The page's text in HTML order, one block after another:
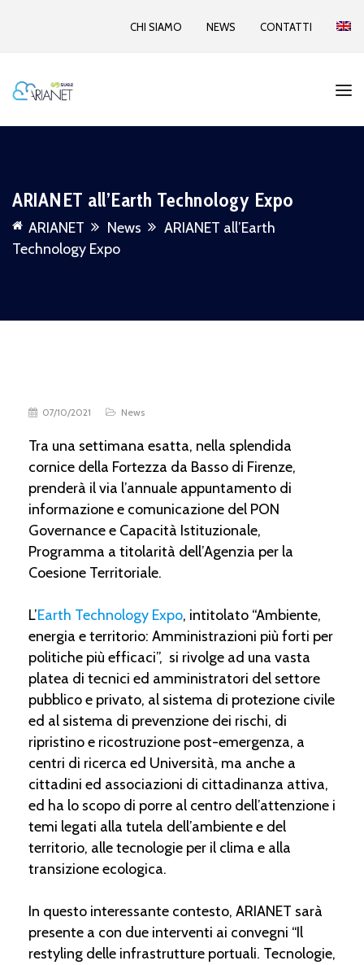
CHI SIAMO NEWS CONTATTI
ARIANET all’Earth Technology Expo
ARIANET News
ARIANET all’Earth
Technology Expo
07/10/2021 News
Tra una settimana esatta, nella splendida
cornice della Fortezza da Basso di Firenze,
prenderà il via l’annuale appuntamento di
informazione e comunicazione del PON
Governance e Capacità Istituzionale,
Programma a titolarità dell’Agenzia per la
Coesione Territoriale.
L’Earth Technology Expo, intitolato “Ambiente,
energia e territorio: Amministrazioni più forti per
politiche più efficaci”, si rivolge ad una vasta
platea di tecnici ed amministratori del settore
pubblico e privato, al sistema di protezione civile
ed al sistema di prevenzione dei rischi, di
ripristino e ricostruzione post-emergenza, a
centri di ricerca ed Università, ma anche a
cittadini ed associazioni di cittadinanza attiva,
ed ha lo scopo di porre al centro dell’attenzione i
temi legati alla tutela dell’ambiente e del
territorio, alle tecnologie per il clima e alla
transizione ecologica.
In questo interessante contesto, ARIANET sarà
presente a con due interventi ai convegni “Il
restyling delle infrastrutture portuali. Tecnologie,